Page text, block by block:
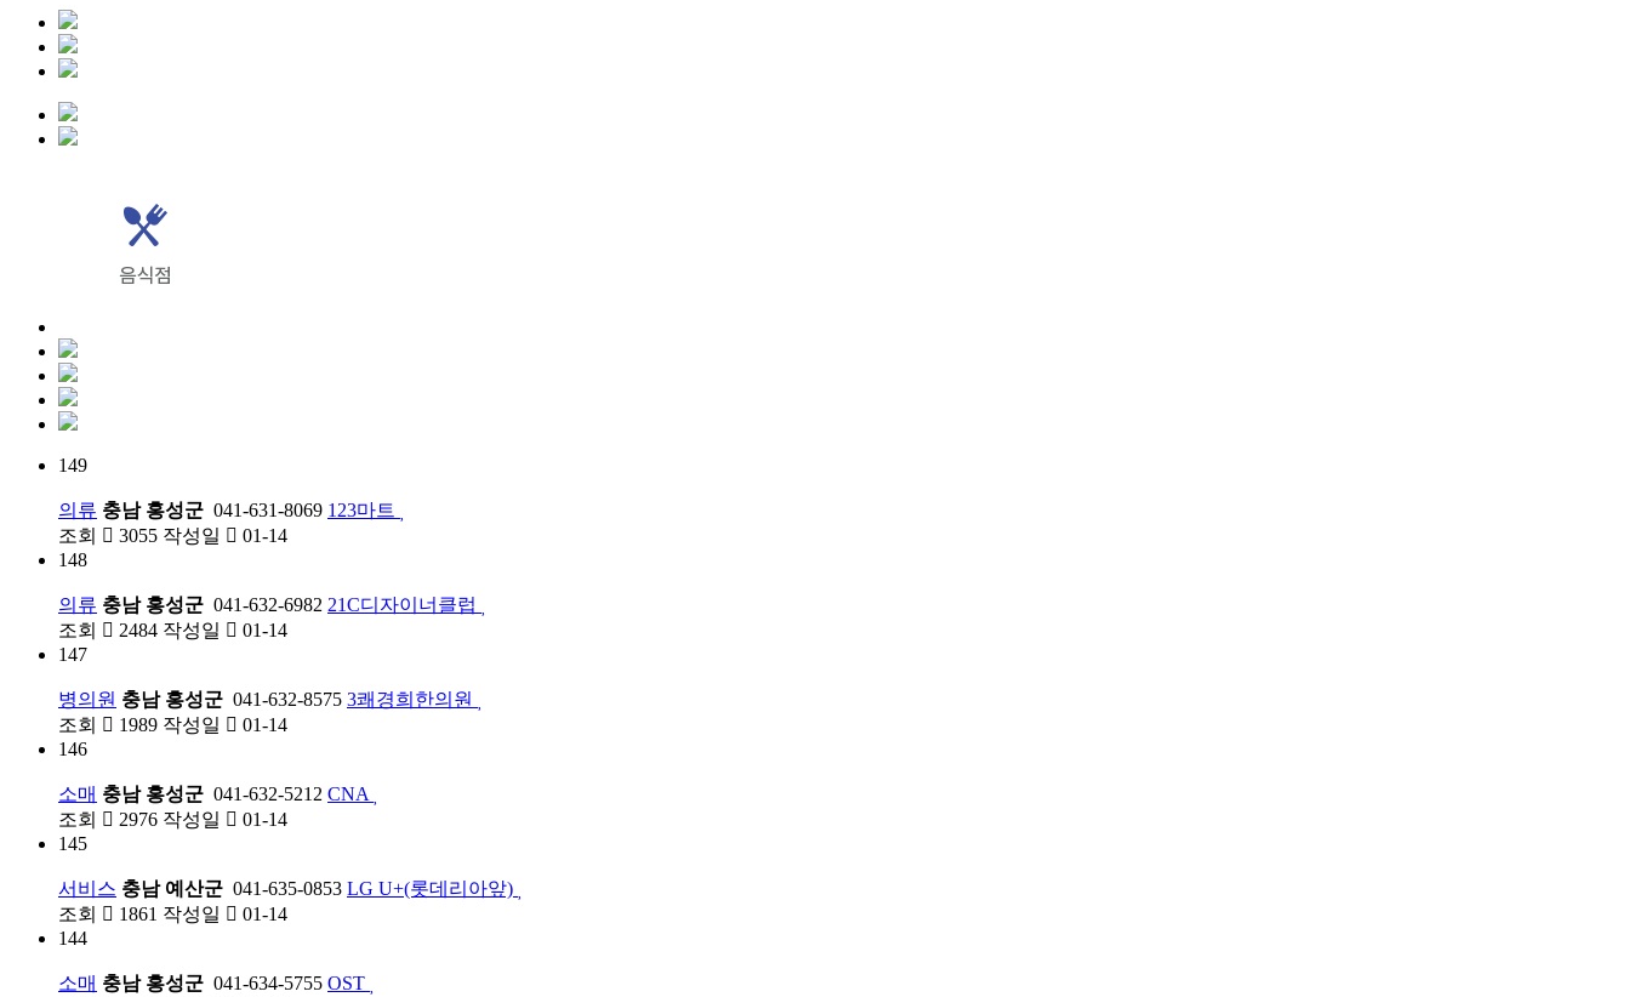
149
의류 충남 홍성군 041-631-8069 123마트
조회
3055 작성일
01-14
148
의류 충남 홍성군 041-632-6982 21C디자이너클럽
조회
2484 작성일
01-14
147
병의원 충남 홍성군 041-632-8575 3쾌경희한의원
조회
1989 작성일
01-14
146
소매 충남 홍성군 041-632-5212 CNA
조회
2976 작성일
01-14
145
서비스 충남 예산군 041-635-0853 LG U+(롯데리아앞)
조회
1861 작성일
01-14
144
소매 충남 홍성군 041-634-5755 OST